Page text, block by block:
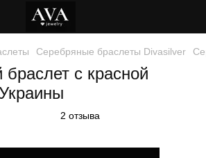
Серебряные браслеты Divasilver
c красной
2 отзыва